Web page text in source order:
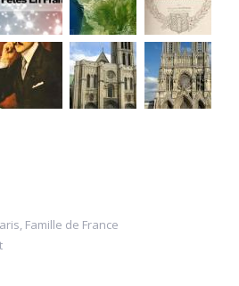
Famille de France